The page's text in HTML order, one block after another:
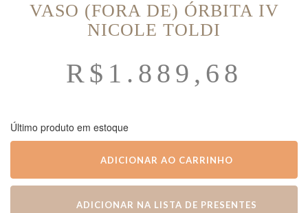
VASO (FORA DE) ÓRBITA IV
NICOLE TOLDI
R$ 1.889,68
Último produto em estoque
ADICIONAR AO CARRINHO
ADICIONAR NA LISTA DE PRESENTES